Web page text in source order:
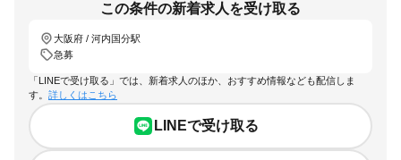
この条件の新着求人を受け取る
大阪府 / 河内国分駅
急募
「LINEで受け取る」では、新着求人のほか、おすすめ情報なども配信しま
す。 詳しくはこちら
LINEで受け取る